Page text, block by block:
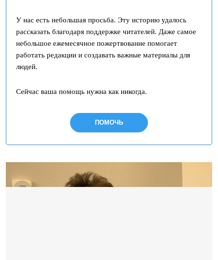
У нас есть небольшая просьба. Эту историю удалось
рассказать благодаря поддержке читателей. Даже самое
небольшое ежемесячное пожертвование помогает
работать редакции и создавать важные материалы для
людей.
Сейчас ваша помощь нужна как никогда.
ПОМОЧЬ